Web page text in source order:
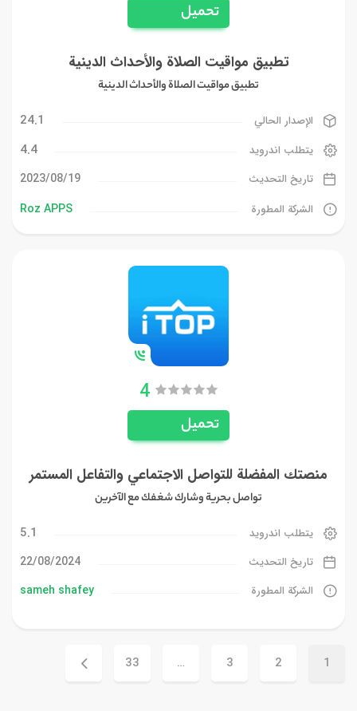
تحميل
تطبيق مواقيت الصلاة والأحداث الدينية
تطبيق مواقيت الصلاة والأحداث الدينية
الإصدار الحالي 24.1
يتطلب اندرويد 4.4
تاريخ التحديث 19‏/08‏/2023
الشركة المطورة Roz APPS
4
تحميل
منصتك المفضلة للتواصل الاجتماعي والتفاعل المستمر
تواصل بحرية وشارك شغفك مع الآخرين
يتطلب اندرويد 5.1
تاريخ التحديث 22/08/2024
الشركة المطورة sameh shafey
1
2
3
…
33